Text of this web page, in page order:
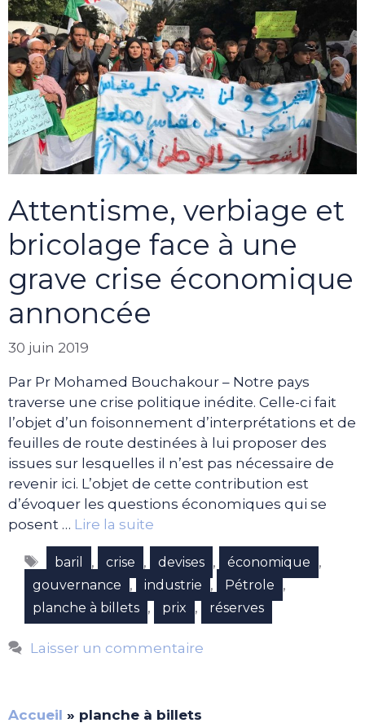
Attentisme, verbiage et
bricolage face à une
grave crise économique
annoncée
30 juin 2019
Par Pr Mohamed Bouchakour – Notre pays
traverse une crise politique inédite. Celle-ci fait
l’objet d’un foisonnement d’interprétations et de
feuilles de route destinées à lui proposer des
issues sur lesquelles il n’est pas nécessaire de
revenir ici. L’objet de cette contribution est
d’évoquer les questions économiques qui se
posent … Lire la suite
Étiquettes
baril , crise , devises , économique ,
gouvernance , industrie , Pétrole ,
planche à billets , prix , réserves
Laisser un commentaire
Accueil » planche à billets